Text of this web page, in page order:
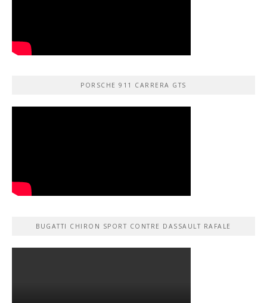
PORSCHE 911 CARRERA GTS
BUGATTI CHIRON SPORT CONTRE DASSAULT RAFALE